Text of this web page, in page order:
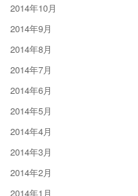
2014年10月
2014年9月
2014年8月
2014年7月
2014年6月
2014年5月
2014年4月
2014年3月
2014年2月
2014年1月